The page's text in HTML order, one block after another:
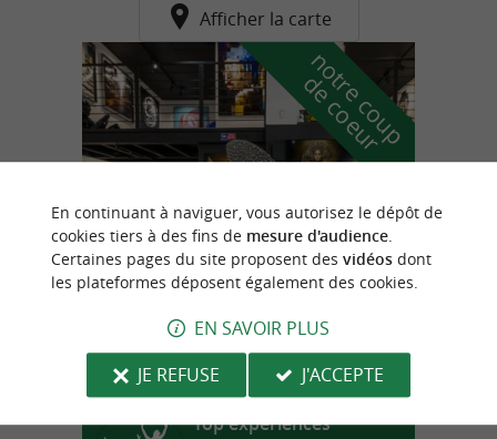
Afficher la carte
n
o
t
r
e
c
o
u
p
d
e
c
o
e
u
r
à Biarritz
Top expériences
En continuant à naviguer, vous autorisez le dépôt de
cookies tiers à des fins de mesure d'audience.
Certaines pages du site proposent des vidéosdont
les plateformes déposent également des cookies.
EN SAVOIR PLUS
JE REFUSE
J'ACCEPTE